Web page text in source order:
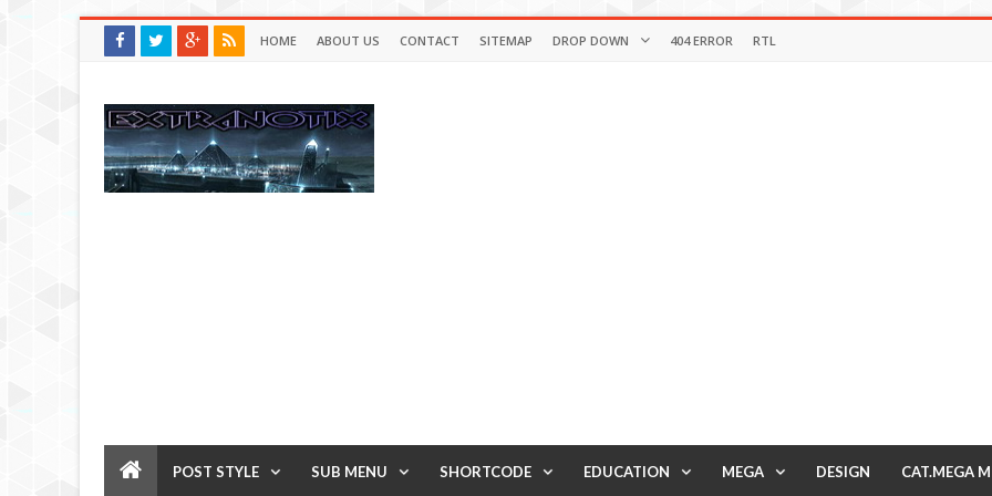
HOME ABOUT US CONTACT SITEMAP DROP DOWN 404 ERROR RTL
POST STYLE SUB MENU SHORTCODE EDUCATION MEGA DESIGN CAT.MEGA